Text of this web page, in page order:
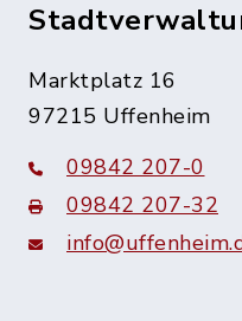
Marktplatz 16
97215 Uffenheim
09842 207-0
09842 207-32